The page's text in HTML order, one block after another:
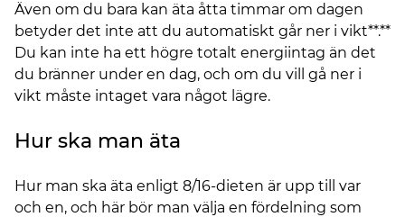
Även om du bara kan äta åtta timmar om dagen
betyder det inte att du automatiskt går ner i vikt**.**
Du kan inte ha ett högre totalt energiintag än det
du bränner under en dag, och om du vill gå ner i
vikt måste intaget vara något lägre.
Hur ska man äta
Hur man ska äta enligt 8/16-dieten är upp till var
och en, och här bör man välja en fördelning som